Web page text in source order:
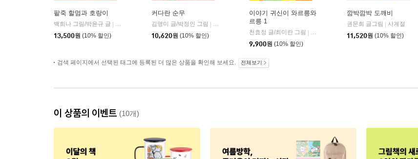
팥죽 할멈과 호랑이
백희나 그림/박윤규 글
시공주니어
13,500원 (10% 할인)
커다란 순무
김영미 글/박정인 그림
하루놀
10,620원 (10% 할인)
이야기 귀신이 와르릉와
르릉 1
천효정 글/최미란 그림
문학동네
9,900원 (10% 할인)
깜박깜박 도깨비
권문희 글그림
사계절
11,520원 (10% 할인)
검색 페이지에서 선택된 태그에 등록된 더 많은 상품을 확인해 보세요. 전체보기
이 상품의 이벤트 (10개)